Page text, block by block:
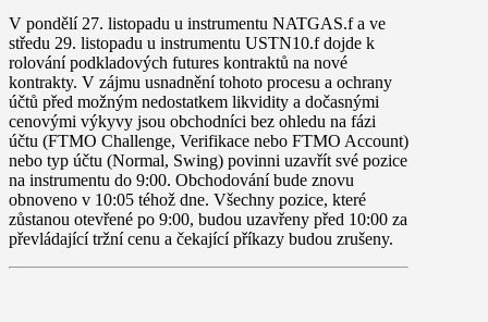
V pondělí 27. listopadu u instrumentu NATGAS.fa ve
středu 29. listopadu u instrumentu USTN10.fdojde k
rolování podkladových futures kontraktů na nové
kontrakty. V zájmu usnadnění tohoto procesu a ochrany
účtů před možným nedostatkem likvidity a dočasnými
cenovými výkyvy jsou obchodníci bez ohledu na fázi
účtu (FTMO Challenge, Verifikace nebo FTMO Account)
nebo typ účtu (Normal, Swing) povinni uzavřít své pozice
na instrumentu do 9:00. Obchodování bude znovu
obnoveno v 10:05 téhož dne. Všechny pozice, které
zůstanou otevřené po 9:00, budou uzavřeny před 10:00 za
převládající tržní cenu a čekající příkazy budou zrušeny.